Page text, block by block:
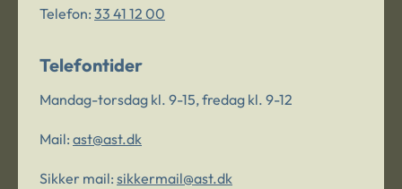
Telefon: 33 41 12 00
Telefontider
Mandag-torsdag kl. 9-15, fredag kl. 9-12
Mail: ast@ast.dk
Sikker mail: sikkermail@ast.dk